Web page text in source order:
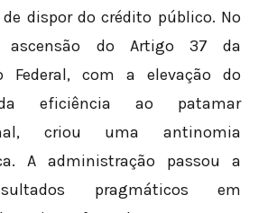
dispor do crédito público. No
ascensão do Artigo 37 da
Federal, com a elevação do
eficiência ao patamar
criou uma antinomia
A administração passou a
pragmáticos em